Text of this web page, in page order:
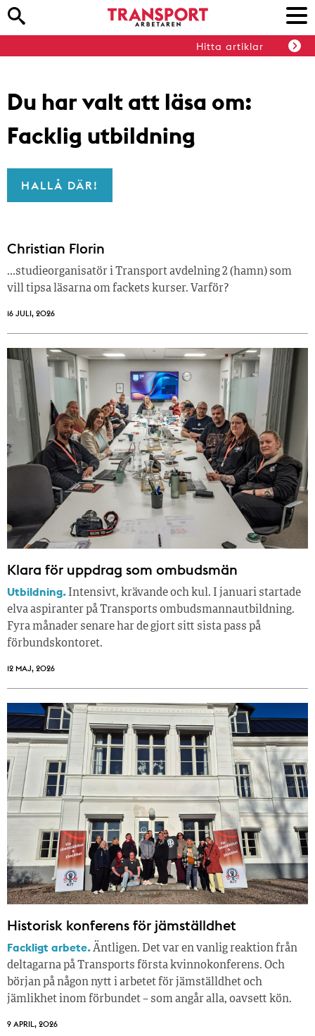
Hitta artiklar
Du har valt att läsa om:
Facklig utbildning
HALLÅ DÄR!
Christian Florin
…studieorganisatör i Transport avdelning 2 (hamn) som
vill tipsa läsarna om fackets kurser. Varför?
16 JULI, 2026
Klara för uppdrag som ombudsmän
Utbildning. Intensivt, krävande och kul. I januari startade
elva aspiranter på Transports ombudsmannautbildning.
Fyra månader senare har de gjort sitt sista pass på
förbundskontoret.
12 MAJ, 2026
Historisk konferens för jämställdhet
Fackligt arbete.Äntligen. Det var en vanlig reaktion från
deltagarna på Transports första kvinnokonferens. Och
början på någon nytt i arbetet för jämställdhet och
jämlikhet inom förbundet – som angår alla, oavsett kön.
9 APRIL, 2026